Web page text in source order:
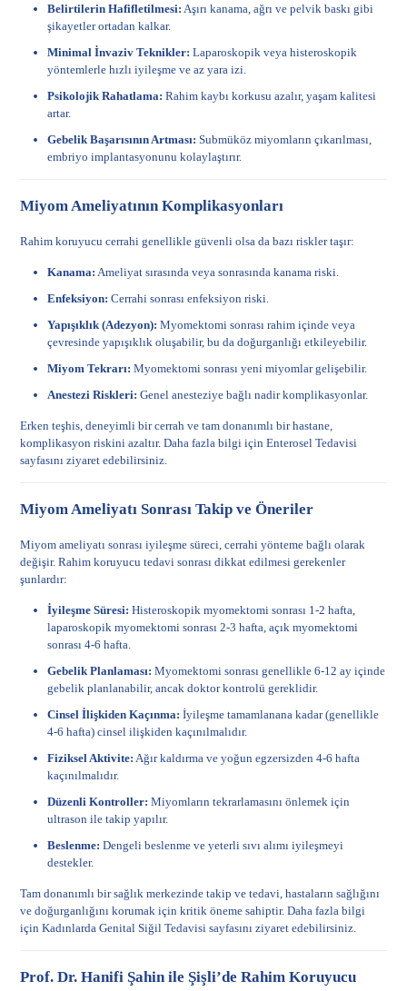
Belirtilerin Hafifletilmesi: Aşırı kanama, ağrı ve pelvik baskı gibi
şikayetler ortadan kalkar.
Minimal İnvaziv Teknikler: Laparoskopik veya histeroskopik
yöntemlerle hızlı iyileşme ve az yara izi.
Psikolojik Rahatlama: Rahim kaybı korkusu azalır, yaşam kalitesi
artar.
Gebelik Başarısının Artması: Submüköz miyomların çıkarılması,
embriyo implantasyonunu kolaylaştırır.
Miyom Ameliyatının Komplikasyonları
Rahim koruyucu cerrahi genellikle güvenli olsa da bazı riskler taşır:
Kanama: Ameliyat sırasında veya sonrasında kanama riski.
Enfeksiyon: Cerrahi sonrası enfeksiyon riski.
Yapışıklık (Adezyon): Myomektomi sonrası rahim içinde veya
çevresinde yapışıklık oluşabilir, bu da doğurganlığı etkileyebilir.
Miyom Tekrarı: Myomektomi sonrası yeni miyomlar gelişebilir.
Anestezi Riskleri: Genel anesteziye bağlı nadir komplikasyonlar.
Erken teşhis, deneyimli bir cerrah ve tam donanımlı bir hastane,
komplikasyon riskini azaltır. Daha fazla bilgi içinEnterosel Tedavisi
sayfasını ziyaret edebilirsiniz.
Miyom Ameliyatı Sonrası Takip ve Öneriler
Miyom ameliyatı sonrası iyileşme süreci, cerrahi yönteme bağlı olarak
değişir. Rahim koruyucu tedavi sonrası dikkat edilmesi gerekenler
şunlardır:
İyileşme Süresi: Histeroskopik myomektomi sonrası 1-2 hafta,
laparoskopik myomektomi sonrası 2-3 hafta, açık myomektomi
sonrası 4-6 hafta.
Gebelik Planlaması: Myomektomi sonrası genellikle 6-12 ay içinde
gebelik planlanabilir, ancak doktor kontrolü gereklidir.
Cinsel İlişkiden Kaçınma: İyileşme tamamlanana kadar (genellikle
4-6 hafta) cinsel ilişkiden kaçınılmalıdır.
Fiziksel Aktivite: Ağır kaldırma ve yoğun egzersizden 4-6 hafta
kaçınılmalıdır.
Düzenli Kontroller: Miyomların tekrarlamasını önlemek için
ultrason ile takip yapılır.
Beslenme: Dengeli beslenme ve yeterli sıvı alımı iyileşmeyi
destekler.
Tam donanımlı bir sağlık merkezinde takip ve tedavi, hastaların sağlığını
ve doğurganlığını korumak için kritik öneme sahiptir. Daha fazla bilgi
içinKadınlarda Genital Siğil Tedavisi sayfasını ziyaret edebilirsiniz.
Prof. Dr. Hanifi Şahin ile Şişli’de Rahim Koruyucu